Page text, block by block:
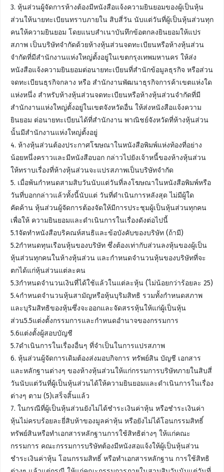
3. หุ้นส่วนผู้จัดการห้างต้องมีหนังสือแจ้งความยินยอมของผู้เป็นหุ้น
ส่วนให้นายทะเบียนทราบภายใน สิบสี่วัน นับแต่วันที่ผู้เป็นหุ้นส่วนทุก
คนให้ความยินยอม โดยแนบสำเนาบันทึกข้อตกลงยินยอมให้แปร
สภาพ เป็นบริษัทจำกัดด้วยห้างหุ้นส่วนจดทะเบียนหรือห้างหุ้นส่วน
จำกัดที่มีสำนักงานแห่งใหญ่ตั้งอยู่ในเขตกรุงเทพมหานคร ให้ส่ง
หนังสือแจ้งความยินยอมต่อนายทะเบียนที่สำนักข้อมูลธุรกิจ หรือส่วน
จดทะเบียนธุรกิจกลาง หรือ สำนักงานพัฒนาธุรกิจการค้าเขตแห่งใด
แห่งหนึ่ง สำหรับห้างหุ้นส่วนจดทะเบียนหรือห้างหุ้นส่วนจำกัดที่มี
สำนักงานแห่งใหญ่ตั้งอยู่ในเขตจังหวัดอื่น ให้ส่งหนังสือแจ้งความ
ยินยอม ต่อนายทะเบียนได้ที่สำนักงาน พาณิชย์จังหวัดที่ห้างหุ้นส่วน
นั้นมีสำนักงานแห่งใหญ่ตั้งอยู่
4. ห้างหุ้นส่วนต้องประกาศโฆษณาในหนังสือพิมพ์แห่งท้องที่อย่าง
น้อยหนึ่งคราวและมีหนังสือบอก กล่าวไปยังเจ้าหนี้ของห้างหุ้นส่วน
ให้ทราบเรื่องที่ห้างหุ้นส่วนจะแปรสภาพเป็นบริษัทจำกัด
5. เมื่อพ้นกำหนดสามสิบวันนับแต่วันที่ลงโฆษณาในหนังสือพิมพ์หรือ
วันที่บอกกล่าวแล้วทั้งนี้นับแต่ วันที่ดำเนินการหลังสุด ไม่มีผู้ใด
คัดค้าน หุ้นส่วนผู้จัดการต้องจัดให้มีการประชุมผู้เป็นหุ้นส่วนทุกคน
เพื่อให้ ความยินยอมและดำเนินการในเรื่องดังต่อไปนี้
5.1จัดทำหนังสือบริคณห์สนธิและข้อบังคับของบริษัท (ถ้ามี)
5.2กำหนดทุนเรือนหุ้นของบริษัท ซึ่งต้องเท่ากับส่วนลงหุ้นของผู้เป็น
หุ้นส่วนทุกคนในห้างหุ้นส่วน และกำหนดจำนวนหุ้นของบริษัทที่จะ
ตกได้แก่หุ้นส่วนแต่ละคน
5.3กำหนดจำนวนเงินที่ได้ใช้แล้วในแต่ละหุ้น (ไม่น้อยกว่าร้อยละ 25)
5.4กำหนดจำนวนหุ้นสามัญหรือหุ้นบุริมสิทธิ รวมทั้งกำหนดสภาพ
และบุริมสิทธิของหุ้นซึ่งจะออกและจัดสรรหุ้นให้แก่ผู้เป็นหุ้น
ส่วน5.5แต่งตั้งกรรมการและกำหนดอำนาจของกรรมการ
5.6แต่งตั้งผู้สอบบัญชี
5.7ดำเนินการในเรื่องอื่นๆ ที่จำเป็นในการแปรสภาพ
6. หุ้นส่วนผู้จัดการเดิมต้องส่งมอบกิจการ ทรัพย์สิน บัญชี เอกสาร
และหลักฐานต่างๆ ของห้างหุ้นส่วนให้แก่กรรมการบริษัทภายในสิบสี่
วันนับแต่วันที่ผู้เป็นหุ้นส่วนได้ให้ความยินยอมและดำเนินการในเรื่อง
ต่างๆ ตาม (5)เสร็จสิ้นแล้ว
7. ในกรณีที่ผู้เป็นหุ้นส่วนยังไม่ได้ชำระเงินค่าหุ้น หรือชำระเงินค่า
หุ้นไม่ครบร้อยละยี่สิบห้าของมูลค่าหุ้น หรือยังไม่ได้โอนกรรมสิทธิ์
ทรัพย์สินหรือทำเอกสารหลักฐานการใช้สิทธิต่างๆ ให้แก่คณะ
กรรมการ คณะกรรมการบริษัทต้องมีหนังสอแจ้งให้ผู้เป็นหุ้นส่วน
ชำระเงินค่าหุ้น โอนกรรมสิทธิ์ หรือทำเอกสารหลักฐาน การใช้สิทธิ